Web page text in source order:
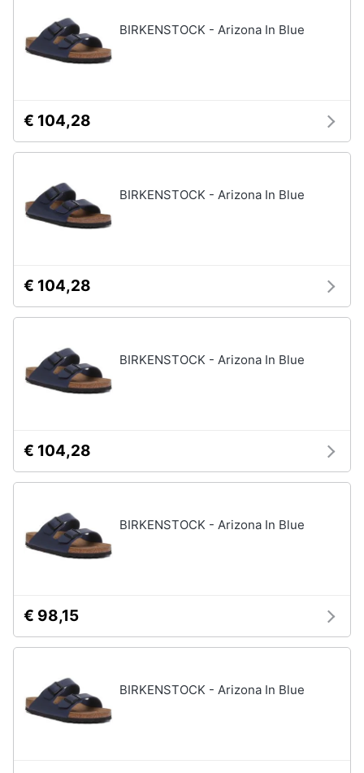
BIRKENSTOCK - Arizona In Blue
€ 104,28
BIRKENSTOCK - Arizona In Blue
€ 104,28
BIRKENSTOCK - Arizona In Blue
€ 104,28
BIRKENSTOCK - Arizona In Blue
€ 98,15
BIRKENSTOCK - Arizona In Blue